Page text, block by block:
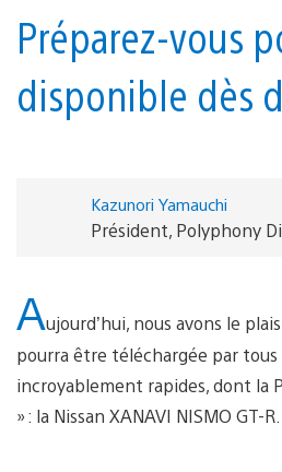
Préparez-vous
disponible dès
Kazunori Yamauchi
Président, Polyphony
Aujourd’hui, nous avons le
pourra être téléchargée par
incroyablement rapides, dont la
» : la Nissan XANAVI NISMO GT-R.